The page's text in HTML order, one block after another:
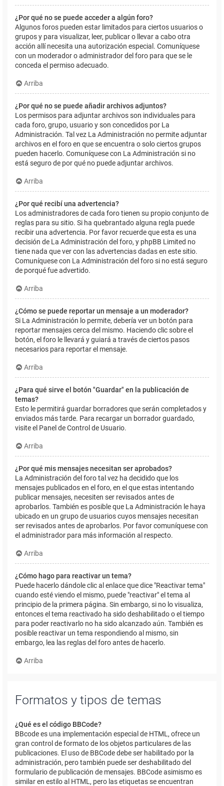
¿Por qué no se puede acceder a algún foro?
Algunos foros pueden estar limitados para ciertos usuarios o
grupos y para visualizar, leer, publicar o llevar a cabo otra
acción allí necesita una autorización especial. Comuníquese
con un moderador o administrador del foro para que se le
conceda el permiso adecuado.
Arriba
¿Por qué no se puede añadir archivos adjuntos?
Los permisos para adjuntar archivos son individuales para
cada foro, grupo, usuario y son concedidos por La
Administración. Tal vez La Administración no permite adjuntar
archivos en el foro en que se encuentra o solo ciertos grupos
pueden hacerlo. Comuníquese con La Administración si no
está seguro de por qué no puede adjuntar archivos.
Arriba
¿Por qué recibí una advertencia?
Los administradores de cada foro tienen su propio conjunto de
reglas para su sitio. Si ha quebrantado alguna regla puede
recibir una advertencia. Por favor recuerde que esta es una
decisión de La Administración del foro, y phpBB Limited no
tiene nada que ver con las advertencias dadas en este sitio.
Comuníquese con La Administración del foro si no está seguro
de porqué fue advertido.
Arriba
¿Cómo se puede reportar un mensaje a un moderador?
Si La Administración lo permite, debería ver un botón para
reportar mensajes cerca del mismo. Haciendo clic sobre el
botón, el foro le llevará y guiará a través de ciertos pasos
necesarios para reportar el mensaje.
Arriba
¿Para qué sirve el botón "Guardar" en la publicación de
temas?
Esto le permitirá guardar borradores que serán completados y
enviados más tarde. Para recargar un borrador guardado,
visite el Panel de Control de Usuario.
Arriba
¿Por qué mis mensajes necesitan ser aprobados?
La Administración del foro tal vez ha decidido que los
mensajes publicados en el foro, en el que estas intentando
publicar mensajes, necesiten ser revisados antes de
aprobarlos. También es posible que La Administración le haya
ubicado en un grupo de usuarios cuyos mensajes necesitan
ser revisados antes de aprobarlos. Por favor comuníquese con
el administrador para más información al respecto.
Arriba
¿Cómo hago para reactivar un tema?
Puede hacerlo dándole clic al enlace que dice "Reactivar tema"
cuando esté viendo el mismo, puede "reactivar" el tema al
principio de la primera página. Sin embargo, si no lo visualiza,
entonces el tema reactivado ha sido deshabilitado o el tiempo
para poder reactivarlo no ha sido alcanzado aún. También es
posible reactivar un tema respondiendo al mismo, sin
embargo, lea las reglas del foro antes de hacerlo.
Arriba
Formatos y tipos de temas
¿Qué es el código BBCode?
BBcode es una implementación especial de HTML, ofrece un
gran control de formato de los objetos particulares de las
publicaciones. El uso de BBCode debe ser habilitado por la
administración, pero también puede ser deshabilitado del
formulario de publicación de mensajes. BBCode asimismo es
similar en estilo al HTML, pero las etiquetas se encuentran